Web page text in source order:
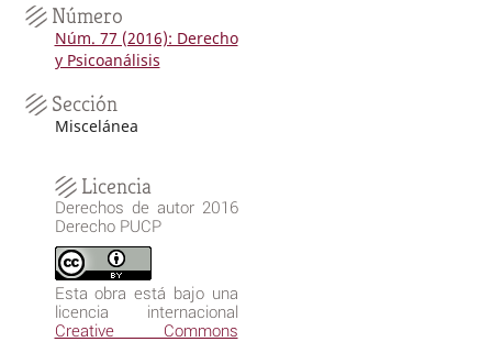
Número
Núm. 77 (2016): Derecho
y Psicoanálisis
Sección
Miscelánea
Licencia
Derechos de autor 2016
Derecho PUCP
Esta obra está bajo una
licencia internacional
Creative Commons